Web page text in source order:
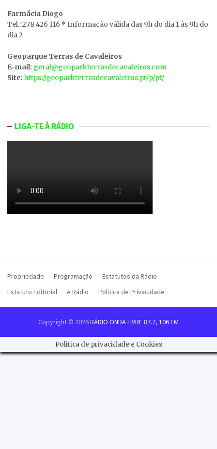
Farmácia Diogo
Tel.: 278 426 116 * Informação válida das 9h do dia 1 às 9h do
dia 2
Geoparque Terras de Cavaleiros
E-mail: geral@geoparkterrasdecavaleiros.com
Site: https://geoparkterrasdecavaleiros.pt/p/pt/
LIGA-TE À RÁDIO
Propriedade Programação
Estatutos da Rádio
Estatuto Editorial
A Rádio Politica de Privacidade
Copyright © 2026RÁDIO ONDA LIVRE 87.7, 106 FM
Politica de privacidade e Cookies